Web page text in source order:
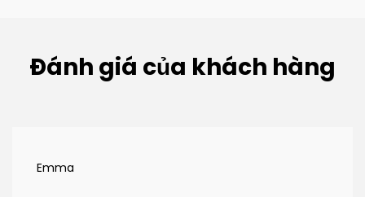
Đánh giá của khách hàng
Emma